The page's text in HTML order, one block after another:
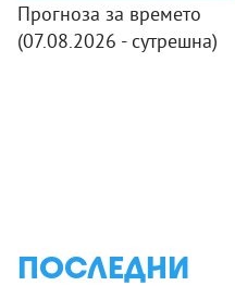
Прогноза за времето
(07.08.2026 - сутрешна)
ПОСЛЕДНИ